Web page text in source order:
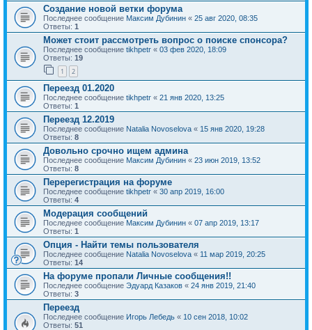
Создание новой ветки форума
Последнее сообщение Максим Дубинин « 25 авг 2020, 08:35
Ответы: 1
Может стоит рассмотреть вопрос о поиске спонсора?
Последнее сообщение tikhpetr « 03 фев 2020, 18:09
Ответы: 19
1 2
Переезд 01.2020
Последнее сообщение tikhpetr « 21 янв 2020, 13:25
Ответы: 1
Переезд 12.2019
Последнее сообщение Natalia Novoselova « 15 янв 2020, 19:28
Ответы: 8
Довольно срочно ищем админа
Последнее сообщение Максим Дубинин « 23 июн 2019, 13:52
Ответы: 8
Перерегистрация на форуме
Последнее сообщение tikhpetr « 30 апр 2019, 16:00
Ответы: 4
Модерация сообщений
Последнее сообщение Максим Дубинин « 07 апр 2019, 13:17
Ответы: 1
Опция - Найти темы пользователя
Последнее сообщение Natalia Novoselova « 11 мар 2019, 20:25
Ответы: 14
На форуме пропали Личные сообщения!!
Последнее сообщение Эдуард Казаков « 24 янв 2019, 21:40
Ответы: 3
Переезд
Последнее сообщение Игорь Лебедь « 10 сен 2018, 10:02
Ответы: 51